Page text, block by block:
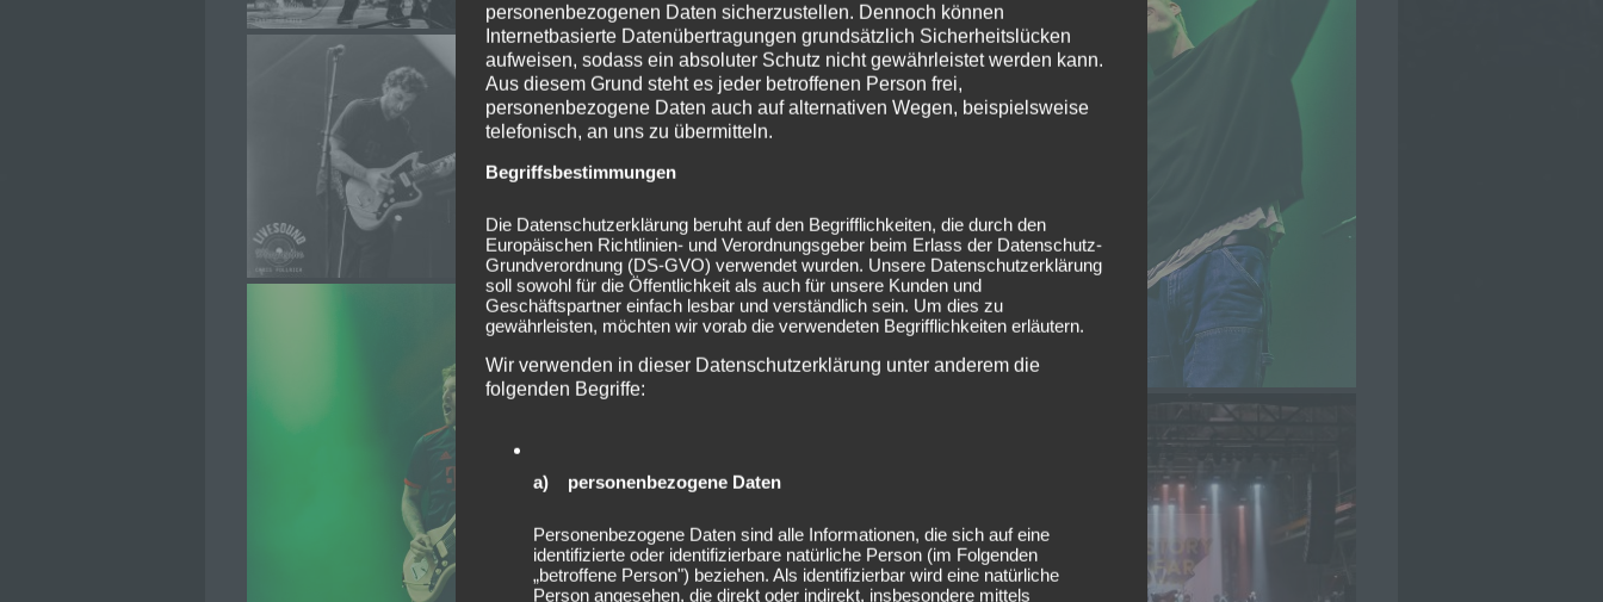
personenbezogenen Daten sicherzustellen. Dennoch können
Internetbasierte Datenübertragungen grundsätzlich Sicherheitslücken
aufweisen, sodass ein absoluter Schutz nicht gewährleistet werden kann.
Aus diesem Grund steht es jeder betroffenen Person frei,
personenbezogene Daten auch auf alternativen Wegen, beispielsweise
telefonisch, an uns zu übermitteln.
Begriffsbestimmungen
Die Datenschutzerklärung beruht auf den Begrifflichkeiten, die durch den
Europäischen Richtlinien- und Verordnungsgeber beim Erlass der Datenschutz-
Grundverordnung (DS-GVO) verwendet wurden. Unsere Datenschutzerklärung
soll sowohl für die Öffentlichkeit als auch für unsere Kunden und
Geschäftspartner einfach lesbar und verständlich sein. Um dies zu
gewährleisten, möchten wir vorab die verwendeten Begrifflichkeiten erläutern.
Wir verwenden in dieser Datenschutzerklärung unter anderem die
folgenden Begriffe:
a) personenbezogene Daten
Personenbezogene Daten sind alle Informationen, die sich auf eine
identifizierte oder identifizierbare natürliche Person (im Folgenden
„betroffene Person") beziehen. Als identifizierbar wird eine natürliche
Person angesehen, die direkt oder indirekt, insbesondere mittels